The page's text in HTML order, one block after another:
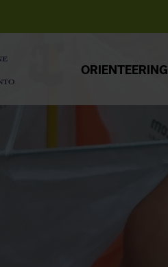
ORIENTEERING